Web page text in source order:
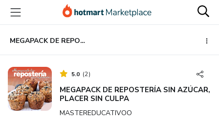
principal
página
de
página
MEGAPACK DE REPOSTERÍA SIN AZÚCAR, PLACER SIN CULPA
5.0 (2)
MEGAPACK DE REPOSTERÍA SIN AZÚCAR,
PLACER SIN CULPA
MASTEREDUCATIVOO